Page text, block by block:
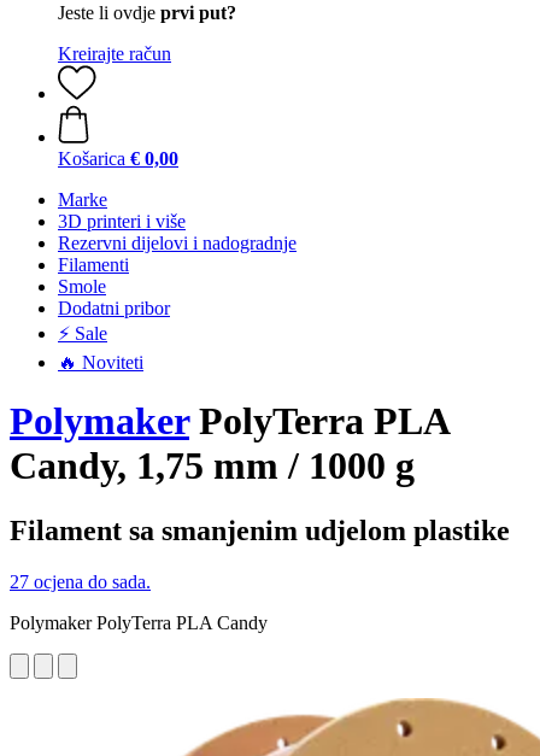
Jeste li ovdje prvi put?
Kreirajte račun
Košarica € 0,00
Marke
3D printeri i više
Rezervni dijelovi i nadogradnje
Filamenti
Smole
Dodatni pribor
⚡ Sale
🔥 Noviteti
PolymakerPolyTerra PLA
Candy, 1,75 mm / 1000 g
Filament sa smanjenim udjelom plastike
27 ocjena do sada.
Polymaker PolyTerra PLA Candy